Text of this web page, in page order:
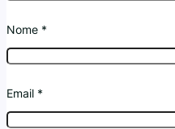
Nome *
Email *